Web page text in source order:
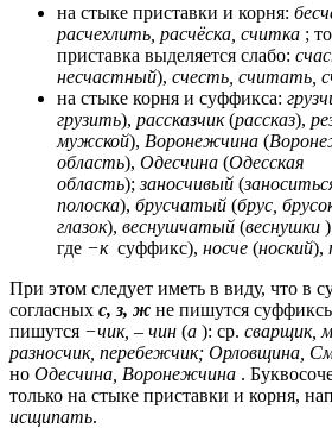
на стыке приставки и корня:
расчехлить, расчёска, считка ;
приставка выделяется слабо:
несчастный), счесть, считать,
на стыке корня и суффикса:
грузить), рассказчик(рассказ),
мужской), Воронежчина (
область), Одесчина (Одесская
область);заносчивый (
полоска), брусчатый (брус,
глазок), веснушчатый (веснушки
где −к суффикс), носче (ноский),
При этом следует иметь в виду, что в
согласных с, з, ж не пишутся
пишутся −чик, – чин (а ): ср. сварщик,
разносчик, перебежчик; Орловщина,
но Одесчина, Воронежчина .
только на стыке приставки и корня,
исщипать.